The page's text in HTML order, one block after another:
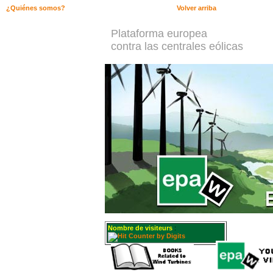
Plataforma europea
contra las centrales eólicas
Nombre de visiteurs :
Volver arriba
¿Quiénes somos?